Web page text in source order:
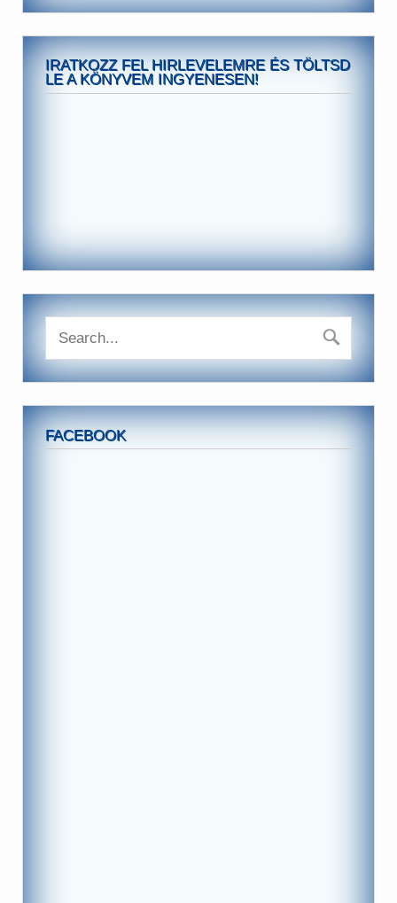
IRATKOZZ FEL HIRLEVELEMRE ÉS TÖLTSD
LE A KÖNYVEM INGYENESEN!
FACEBOOK